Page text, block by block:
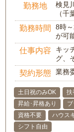
勤務地
検見
（千
勤務時間
8時
が可
仕事内容
キッ
グ、
契約形態 業務
土日祝のみOK 扶
昇給･昇格あり
資格不要
ハウス
シフト自由